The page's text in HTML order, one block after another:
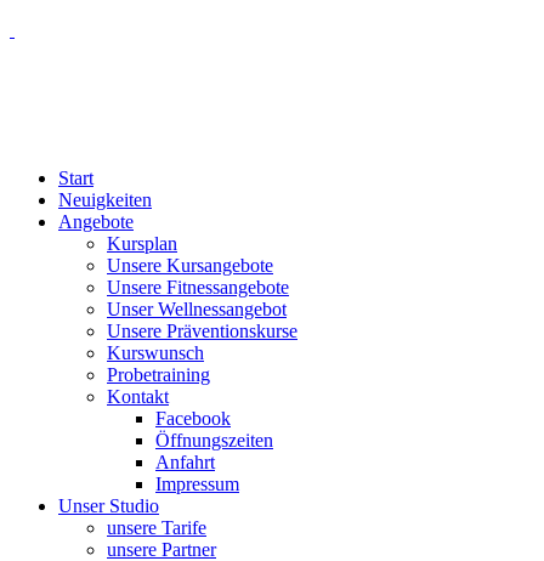
Start
Neuigkeiten
Angebote
Kursplan
Unsere Kursangebote
Unsere Fitnessangebote
Unser Wellnessangebot
Unsere Präventionskurse
Kurswunsch
Probetraining
Kontakt
Facebook
Öffnungszeiten
Anfahrt
Impressum
Unser Studio
unsere Tarife
unsere Partner